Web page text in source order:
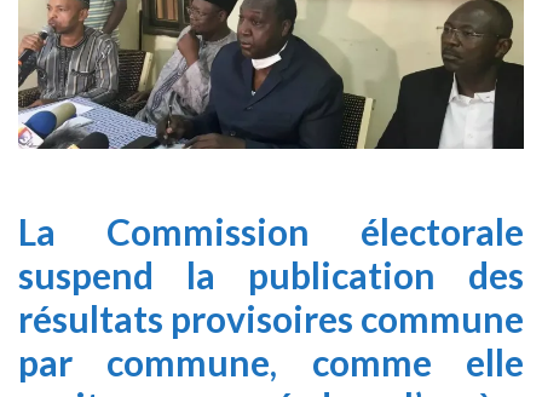
La Commission électorale
suspend la publication des
résultats provisoires commune
par commune, comme elle